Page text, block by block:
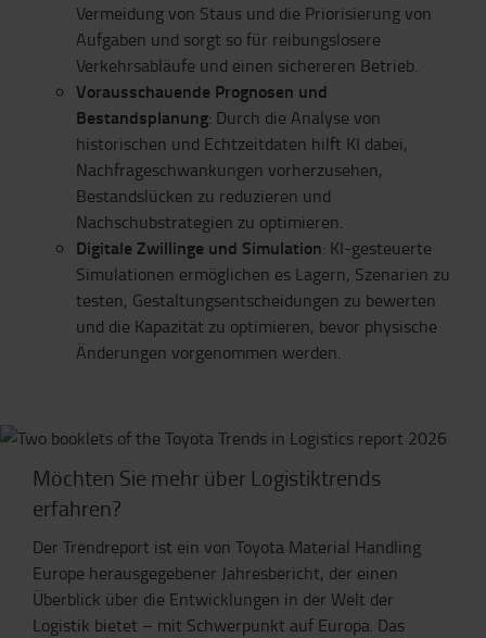
Vermeidung von Staus und die Priorisierung von
Aufgaben und sorgt so für reibungslosere
Verkehrsabläufe und einen sichereren Betrieb.
Vorausschauende Prognosen und
Bestandsplanung: Durch die Analyse von
historischen und Echtzeitdaten hilft KI dabei,
Nachfrageschwankungen vorherzusehen,
Bestandslücken zu reduzieren und
Nachschubstrategien zu optimieren.
Digitale Zwillinge und Simulation: KI-gesteuerte
Simulationen ermöglichen es Lagern, Szenarien zu
testen, Gestaltungsentscheidungen zu bewerten
und die Kapazität zu optimieren, bevor physische
Änderungen vorgenommen werden.
Möchten Sie mehr über Logistiktrends
erfahren?
Der Trendreport ist ein von Toyota Material Handling
Europe herausgegebener Jahresbericht, der einen
Überblick über die Entwicklungen in der Welt der
Logistik bietet – mit Schwerpunkt auf Europa. Das